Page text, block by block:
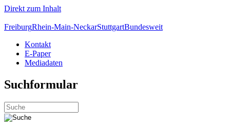
Direkt zum Inhalt
FreiburgRhein-Main-NeckarStuttgartBundesweit
Kontakt
E-Paper
Mediadaten
Suchformular